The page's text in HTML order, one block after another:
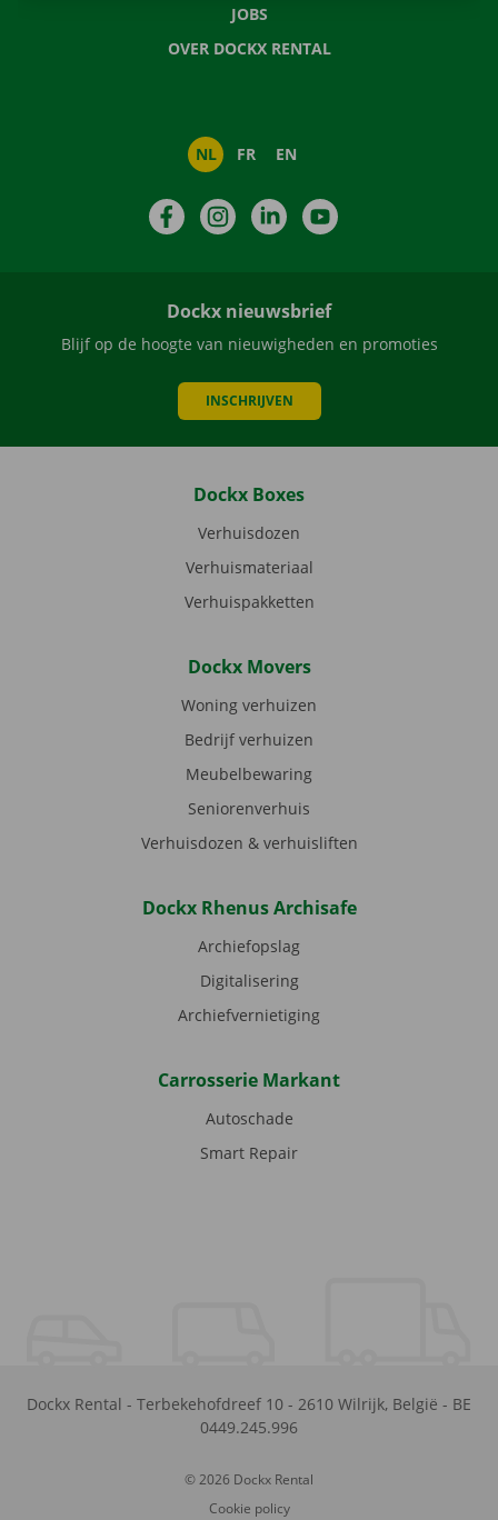
JOBS
OVER DOCKX RENTAL
NL FR EN
FacebookInstagramLinkedIn
Dockx nieuwsbrief
Blijf op de hoogte van nieuwigheden en promoties
INSCHRIJVEN
Dockx Boxes
Verhuisdozen
Verhuismateriaal
Verhuispakketten
Dockx Movers
Woning verhuizen
Bedrijf verhuizen
Meubelbewaring
Seniorenverhuis
Verhuisdozen & verhuisliften
Dockx Rhenus Archisafe
Archiefopslag
Digitalisering
Archiefvernietiging
Carrosserie Markant
Autoschade
Smart Repair
Dockx Rental - Terbekehofdreef 10 - 2610 Wilrijk, België - BE
0449.245.996
© 2026 Dockx Rental
Cookie policy